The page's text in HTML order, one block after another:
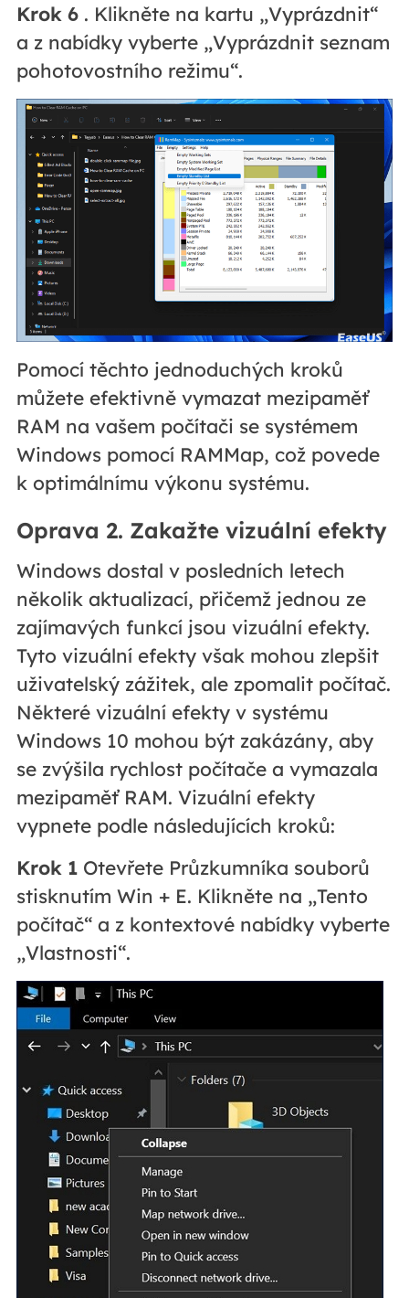
Krok 6. Klikněte na kartu „Vyprázdnit“
a z nabídky vyberte „Vyprázdnit seznam
pohotovostního režimu“.
Pomocí těchto jednoduchých kroků
můžete efektivně vymazat mezipaměť
RAM na vašem počítači se systémem
Windows pomocí RAMMap, což povede
k optimálnímu výkonu systému.
Oprava 2. Zakažte vizuální efekty
Windows dostal v posledních letech
několik aktualizací, přičemž jednou ze
zajímavých funkcí jsou vizuální efekty.
Tyto vizuální efekty však mohou zlepšit
uživatelský zážitek, ale zpomalit počítač.
Některé vizuální efekty v systému
Windows 10 mohou být zakázány, aby
se zvýšila rychlost počítače a vymazala
mezipaměť RAM. Vizuální efekty
vypnete podle následujících kroků:
Krok 1Otevřete Průzkumníka souborů
stisknutím Win + E. Klikněte na „Tento
počítač“ a z kontextové nabídky vyberte
„Vlastnosti“.